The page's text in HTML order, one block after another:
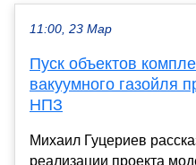
11:00, 23 Мар
Пуск объектов
вакуумного газойля
НПЗ
Михаил Гуцериев
реализации проекта